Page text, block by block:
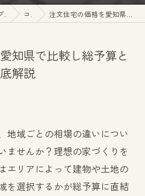
グ コラム 注文住宅の価格を愛知県で比較し総予算とエリア別相場を徹底解説
知県で比較し総予算と
解説
地域ごとの相場の違いについ
ませんか？理想の家づくりを
エリアによって建物や土地の
を選択するかが総予算に直結